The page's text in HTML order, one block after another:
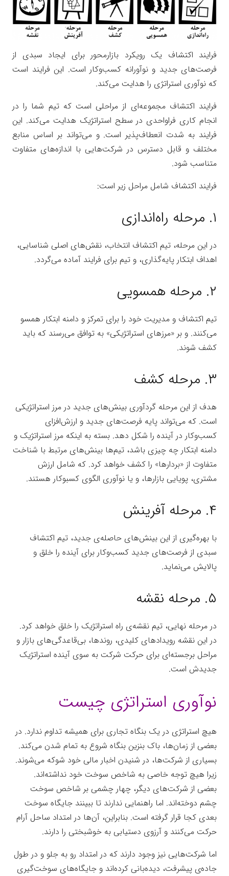
فرایند اکتشاف یک رویکرد بازارمحور براى ایجاد سبدى از
فرصت‌هاى جدید و نوآورانه کسب‌وکار است. این فرایند است
که نوآورى استراتژى را هدایت مى‌کند.
فرایند اکتشافمجموعه‌اى از مراحلى است که تیم شما را در
انجام کارى فراواحدى در سطح استراتژیک هدایت مى‌کند. این
فرایند به شدت انعطاف‌پذیر است. و مى‌تواند بر اساس منابع
مختلف و قابل دسترس در شرکت‌هایى با اندازه‌هاى متفاوت
متناسب شود.
فرایند اکتشاف شامل مراحل زیر است:
۱. مرحله راه‌اندازى
در این مرحله، تیم اکتشاف انتخاب، نقش‌هاى اصلى شناسایى،
اهداف ابتکار پایه‌گذارى، و تیم براى فرایند آماده مى‌گردد.
۲. مرحله همسویى
تیم اکتشاف و مدیریت خود را براى تمرکز و دامنه ابتکار همسو
مى‌کنند. و بر «مرزهاى استراتژیکى» به توافق مى‌رسند که باید
کشف شوند.
۳. مرحله کشف
هدف از این مرحله گردآورى بینش‌هاى جدید در مرز استراتژیکى
است. که مى‌تواند پایه فرصت‌هاى جدید و ارزش‌افزاى
کسب‌وکار در آینده را شکل دهد. بسته به اینکه مرز استراتژیک و
دامنه ابتکار چه چیزى باشد، تیم‌ها بینش‌هاى مرتبط با شناخت
متفاوت از ‌«بردارها» را کشف خواهد کرد. که شامل ارزش
مشترى، پویایى بازارها، و یا نوآورى الگوى کسبوکار هستند.
۴. مرحله آفرینش
با بهره‌گیرى از این بینش‌هاى حاصله‌ى جدید، تیم اکتشاف
سبدى از فرصت‌هاى جدید کسب‌وکار براى آینده را خلق و
پالایش مى‌نماید.
۵. مرحله نقشه
در مرحله نهایى، تیم نقشه‌ى راه استراتژیک را خلق خواهد کرد.
در این نقشه رویدادهاى کلیدى، روندها، بى‌قاعدگى‌هاى بازار و
مراحل برجسته‌اى براى حرکت شرکت به سوى آینده استراتژیک
جدیدش است.
نوآوری استراتژی چیست
هیچ استراتژى در یک بنگاه تجارى براى همیشه تداوم ندارد. در
بعضى از زمان‌ها، باک بنزین بنگاه شروع به تمام شدن می‌کند.
بسیارى از شرکت‌ها، در شنیدن اخبار مالى خود شوکه می‌شوند.
زیرا هیچ توجه خاصى به شاخص سوخت خود نداشته‌اند.
بعضى از شرکت‌هاى دیگر، چهار چشمى بر شاخص سوخت
چشم دوخته‌اند. اما راهنمایى ندارند تا ببینند جایگاه سوخت
بعدى کجا قرار گرفته است. بنابراین، آن‌ها در امتداد ساحل آرام
حرکت می‌کنند و آرزوى دستیابى به خوشبختى را دارند.
اما شرکت‌هایى نیز وجود دارند که در امتداد رو به جلو و در طول
جاده‌ی پیشرفت، دیده‌بانى کرده‌اند و جایگاه‌هاى سوخت‌گیرى